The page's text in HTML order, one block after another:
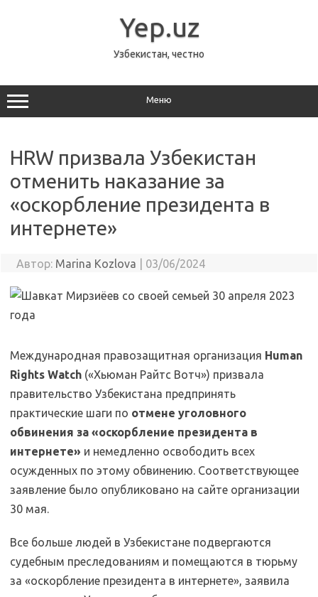
Yep.uz
Узбекистан, честно
Меню
HRW призвала Узбекистан
отменить наказание за
«оскорбление президента в
интернете»
Автор: Marina Kozlova 03/06/2024
Международная правозащитная организация Human
Rights Watch («Хьюман Райтс Вотч») призвала
правительство Узбекистана предпринять
практические шаги по отмене уголовного
обвинения за «оскорбление президента в
интернете» и немедленно освободить всех
осужденных по этому обвинению. Соответствующее
заявление было опубликовано на сайте организации
30 мая.
Все больше людей в Узбекистане подвергаются
судебным преследованиям и помещаются в тюрьму
за «оскорбление президента в интернете», заявила